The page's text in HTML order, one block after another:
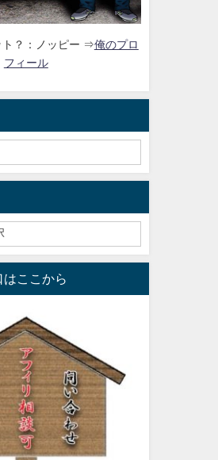
ト？：ノッピー ⇒俺のプロ
フィール
ここから